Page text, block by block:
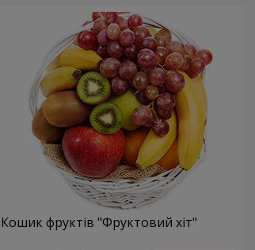
Кошик фруктів "Фруктовий хiт"